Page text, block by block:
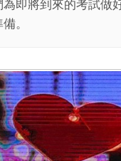
即將到來的考試做
。